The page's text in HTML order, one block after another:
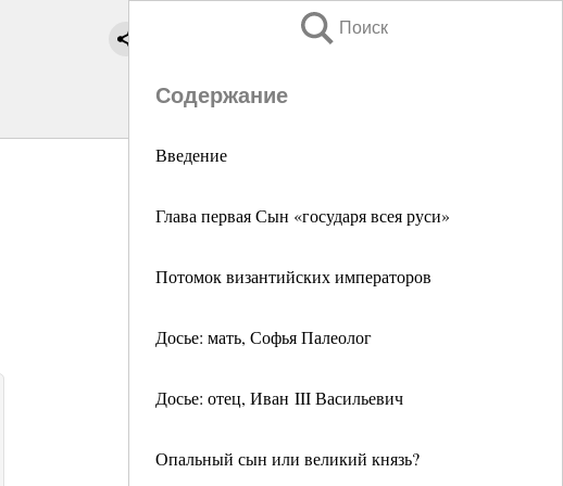
Поиск
Содержание
Введение
Глава первая Сын «государя всея руси»
Потомок византийских императоров
Досье: мать, Софья Палеолог
Досье: отец, Иван III Васильевич
Опальный сын или великий князь?